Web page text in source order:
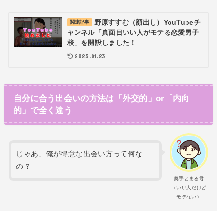
関連記事
野原すすむ（顔出し）YouTubeチ
ャンネル「真面目いい人がモテる恋愛男子
校」を開設しました！
2025.01.23
自分に合う出会いの方法は「外交的」or「内向
的」で全く違う
奥手とまる君
（いい人だけど
モテない）
じゃあ、俺が得意な出会い方って何な
の？